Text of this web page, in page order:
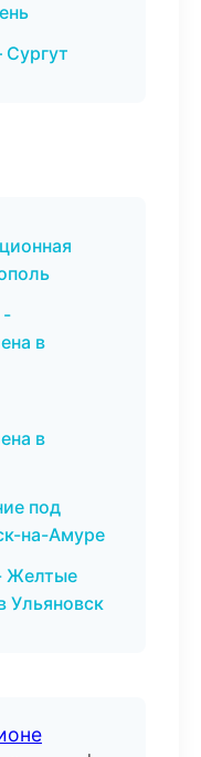
-
в
в
под
на-Амуре
Желтые
Ульяновск